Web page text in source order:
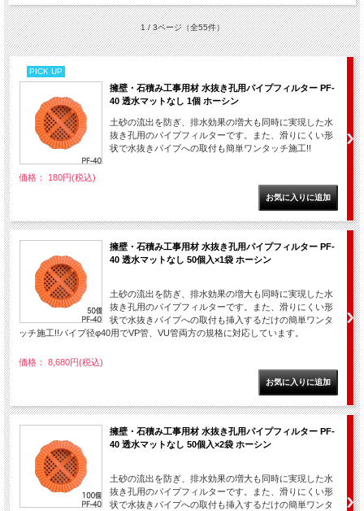
1 / 3ページ（全55件）
PICK UP
擁壁・石積み工事用材 水抜き孔用パイプフィルター PF-
40 透水マットなし 1個 ホーシン
土砂の流出を防ぎ、排水効果の増大も同時に実現した水
抜き孔用のパイプフィルターです。また、滑りにくい形
状で水抜きパイプへの取付も簡単ワンタッチ施工!!
価格： 180円(税込)
擁壁・石積み工事用材 水抜き孔用パイプフィルター PF-
40 透水マットなし 50個入×1袋 ホーシン
土砂の流出を防ぎ、排水効果の増大も同時に実現した水
抜き孔用のパイプフィルターです。また、滑りにくい形
状で水抜きパイプへの取付も挿入するだけの簡単ワンタ
ッチ施工!!パイプ径φ40用でVP管、VU管両方の規格に対応しています。
価格： 8,680円(税込)
擁壁・石積み工事用材 水抜き孔用パイプフィルター PF-
40 透水マットなし 50個入×2袋 ホーシン
土砂の流出を防ぎ、排水効果の増大も同時に実現した水
抜き孔用のパイプフィルターです。また、滑りにくい形
状で水抜きパイプへの取付も挿入するだけの簡単ワンタ